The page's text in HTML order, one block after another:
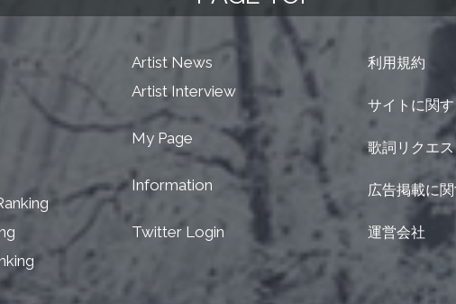
Artist News
Artist Interview
My Page
Information
Twitter Login
利用規約
サイトに関
歌詞リクエス
広告掲載に
運営会社